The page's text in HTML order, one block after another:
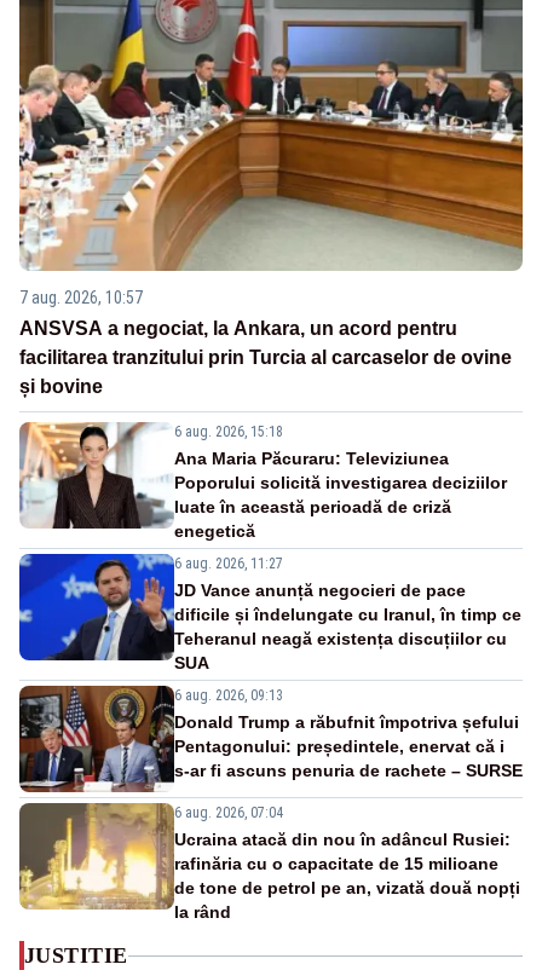
7 aug. 2026, 10:57
ANSVSA a negociat, la Ankara, un acord pentru
facilitarea tranzitului prin Turcia al carcaselor de ovine
și bovine
6 aug. 2026, 15:18
Ana Maria Păcuraru: Televiziunea
Poporului solicită investigarea deciziilor
luate în această perioadă de criză
enegetică
6 aug. 2026, 11:27
JD Vance anunță negocieri de pace
dificile și îndelungate cu Iranul, în timp ce
Teheranul neagă existența discuțiilor cu
SUA
6 aug. 2026, 09:13
Donald Trump a răbufnit împotriva șefului
Pentagonului: președintele, enervat că i
s-ar fi ascuns penuria de rachete – SURSE
6 aug. 2026, 07:04
Ucraina atacă din nou în adâncul Rusiei:
rafinăria cu o capacitate de 15 milioane
de tone de petrol pe an, vizată două nopți
la rând
JUSTITIE